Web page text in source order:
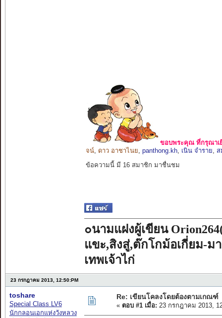
ขอบพระคุณ ที่กรุณาเ
จน์, ดาว อาชาไนย, panthong.kh, เนิน จำราย,
ข้อความนี้ มี 16 สมาชิก มาชื่นชม
๐นามแฝงผู้เขียน
แขะ,สิงสู่,ต๊กโกม้อเกี่ยม-ม
เทพเจ้าไก่
23 กรกฎาคม 2013, 12:50:PM
toshare
Special Class LV6
นักกลอนเอกแห่งวังหลวง
Re: เขียนโคลงโดยต้องตามเกณฑ์
« ตอบ #1 เมื่อ: 23 กรกฎาคม 2013,